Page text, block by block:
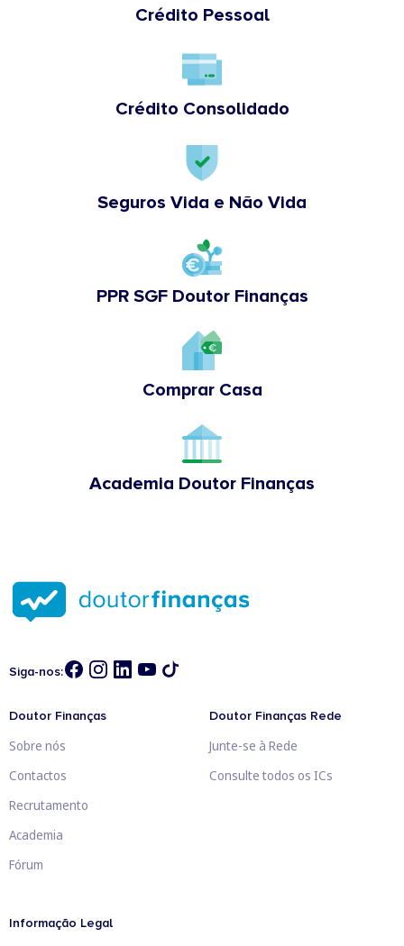
Crédito Pessoal
Crédito Consolidado
Seguros Vida e Não Vida
PPR SGF Doutor Finanças
Comprar Casa
Academia Doutor Finanças
Siga-nos:
Doutor Finanças
Sobre nós
Contactos
Recrutamento
Academia
Fórum
Doutor Finanças Rede
Junte-se à Rede
Consulte todos os ICs
Informação Legal